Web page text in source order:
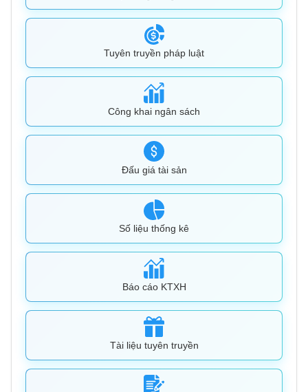
Tuyên truyền pháp luật
Công khai ngân sách
Đấu giá tài sản
Số liệu thống kê
Báo cáo KTXH
Tài liệu tuyên truyền